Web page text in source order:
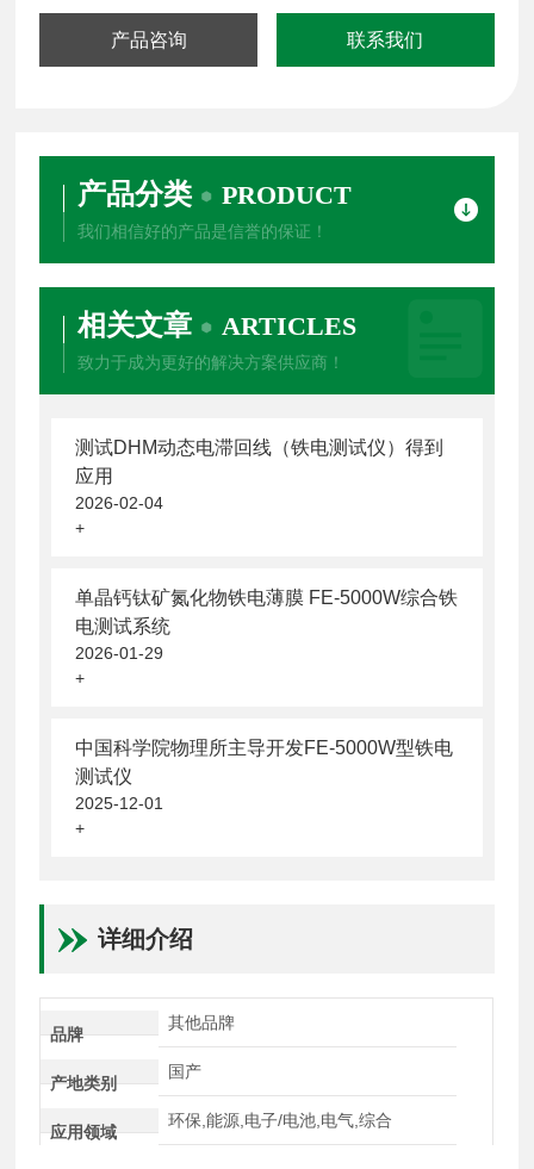
产品咨询 联系我们
产品分类 PRODUCT
我们相信好的产品是信誉的保证！
相关文章 ARTICLES
致力于成为更好的解决方案供应商！
测试DHM动态电滞回线（铁电测试仪）得到
应用
2026-02-04
+
单晶钙钛矿氮化物铁电薄膜 FE-5000W综合铁
电测试系统
2026-01-29
+
中国科学院物理所主导开发FE-5000W型铁电
测试仪
2025-12-01
+
详细介绍
品牌
其他品牌
产地类别
国产
应用领域
环保,能源,电子/电池,电气,综合